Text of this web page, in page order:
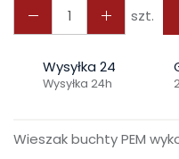
szt.
Wysyłka 24
Wysyłka 24h
Wieszak buchty PEM